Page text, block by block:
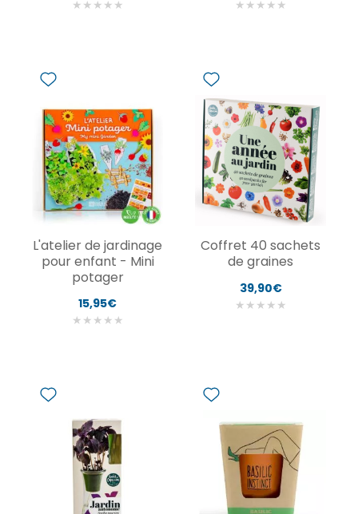
★ ★ ★ ★ ★
★ ★ ★ ★ ★
L'atelier de jardinage
pour enfant - Mini
potager
15,95€
★ ★ ★ ★ ★
Coffret 40 sachets
de graines
39,90€
★ ★ ★ ★ ★